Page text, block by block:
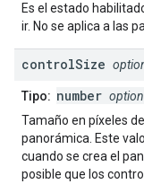
Es el estado
ir. No se aplica a las
controlSize
Tipo: number
Tamaño en píxeles
panorámica. Este
cuando se crea el
posible que los